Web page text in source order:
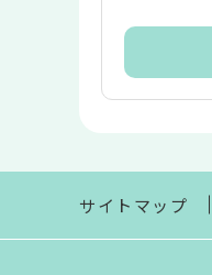
ま
サイトマップ